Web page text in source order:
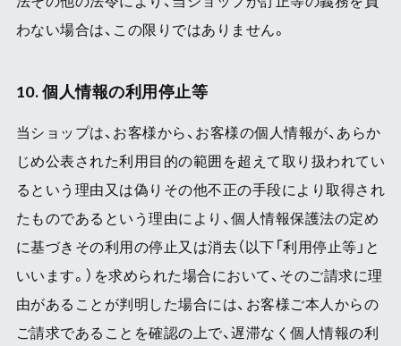
わない場合は、この限りではありません。
10. 個人情報の利用停止等
当ショップは、お客様から、お客様の個人情報が、あらか
じめ公表された利用目的の範囲を超えて取り扱われてい
るという理由又は偽りその他不正の手段により取得され
たものであるという理由により、個人情報保護法の定め
に基づきその利用の停止又は消去（以下「利用停止等」と
いいます。）を求められた場合において、そのご請求に理
由があることが判明した場合には、お客様ご本人からの
ご請求であることを確認の上で、遅滞なく個人情報の利